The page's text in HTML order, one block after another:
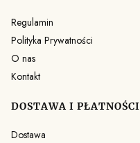
Regulamin
Polityka Prywatności
O nas
Kontakt
DOSTAWA I PŁATNOŚCI
Dostawa